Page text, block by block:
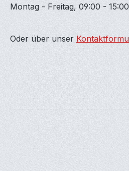
Montag - Freitag, 09:00 -
Oder über unser